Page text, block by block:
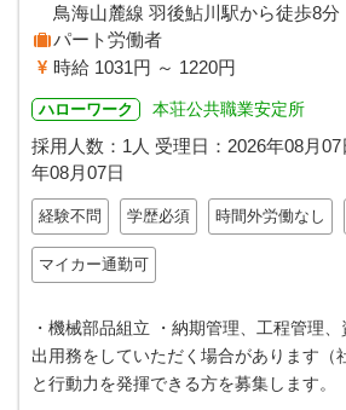
鳥海山麓線 羽後鮎川駅から徒歩8分
パート労働者
時給 1031円 ～ 1220円
ハローワーク 本荘公共職業安定所
採用人数：1人 受理日： 2026年08月07
年08月07日
経験不問 学歴必須 時間外労働なし
マイカー通勤可
・機械部品組立 ・納期管理、工程管理
出用務をしていただく場合があります（
と行動力を発揮できる方を募集します。